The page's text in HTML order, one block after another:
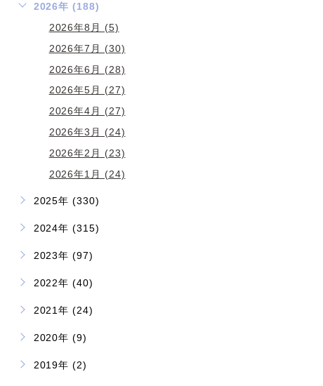
2026年 (188)
2026年8月 (5)
2026年7月 (30)
2026年6月 (28)
2026年5月 (27)
2026年4月 (27)
2026年3月 (24)
2026年2月 (23)
2026年1月 (24)
2025年 (330)
2024年 (315)
2023年 (97)
2022年 (40)
2021年 (24)
2020年 (9)
2019年 (2)